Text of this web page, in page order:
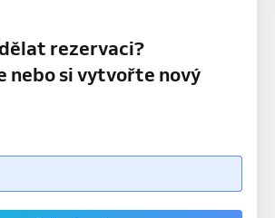
rezervaci?
nebo si vytvořte nový